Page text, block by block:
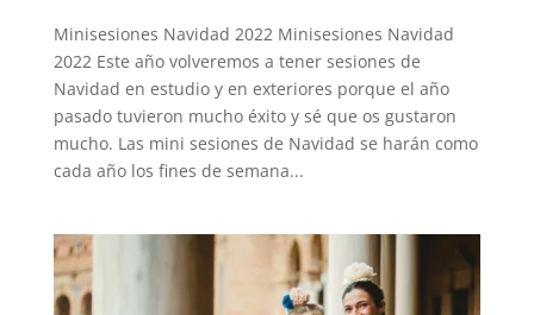
Minisesiones Navidad 2022 Minisesiones Navidad
2022 Este año volveremos a tener sesiones de
Navidad en estudio y en exteriores porque el año
pasado tuvieron mucho éxito y sé que os gustaron
mucho. Las mini sesiones de Navidad se harán como
cada año los fines de semana...